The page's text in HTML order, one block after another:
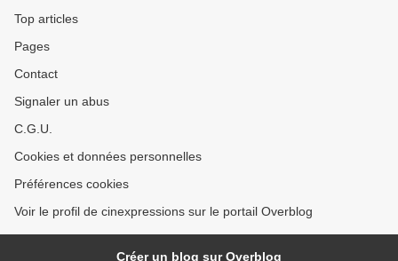
Top articles
Pages
Contact
Signaler un abus
C.G.U.
Cookies et données personnelles
Préférences cookies
Voir le profil de cinexpressions sur le portail Overblog
Créer un blog sur Overblog